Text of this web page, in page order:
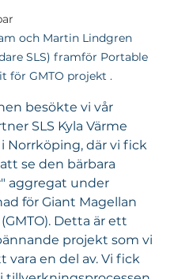
och Martin Lindgren
SLS) framför Portable
för GMTO projekt .
besökte vi vår
SLS Kyla Värme
Norrköping, där vi fick
se den bärbara
aggregat under
för Giant Magellan
Detta är ett
projekt som vi
vara en del av. Vi fick